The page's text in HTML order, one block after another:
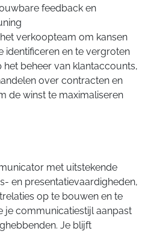
feedback en
verkoopteam om kansen
identificeren en te vergroten
het beheer van klantaccounts,
over contracten en
de winst te maximaliseren
met uitstekende
en presentatievaardigheden,
op te bouwen en te
je communicatiestijl aanpast
Je blijft